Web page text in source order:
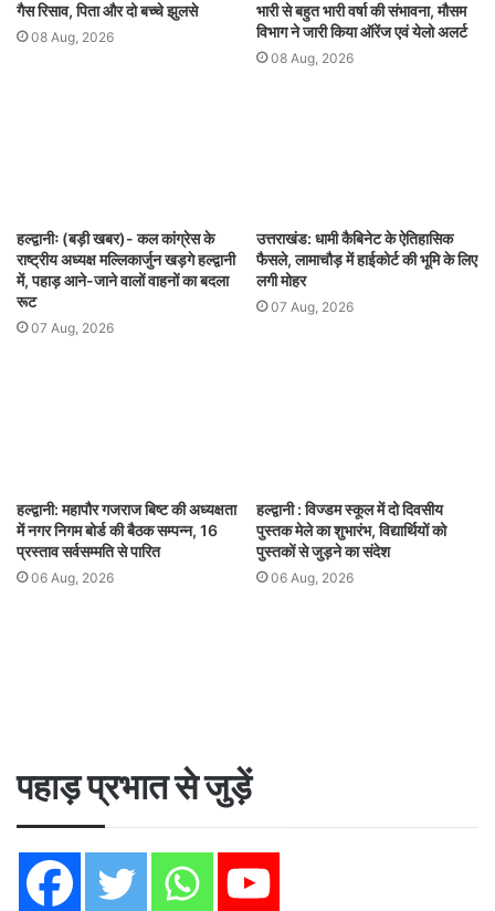
गैस रिसाव, पिता और दो बच्चे झुलसे
08 Aug, 2026
भारी से बहुत भारी वर्षा की संभावना, मौसम
विभाग ने जारी किया ऑरेंज एवं येलो अलर्ट
08 Aug, 2026
हल्द्वानीः (बड़ी खबर)- कल कांग्रेस के
राष्ट्रीय अध्यक्ष मल्लिकार्जुन खड़गे हल्द्वानी
में, पहाड़ आने-जाने वालों वाहनों का बदला
रूट
07 Aug, 2026
उत्तराखंड: धामी कैबिनेट के ऐतिहासिक
फैसले, लामाचौड़ में हाईकोर्ट की भूमि के लिए
लगी मोहर
07 Aug, 2026
हल्द्वानी: महापौर गजराज बिष्ट की अध्यक्षता
में नगर निगम बोर्ड की बैठक सम्पन्न, 16
प्रस्ताव सर्वसम्मति से पारित
06 Aug, 2026
हल्द्वानी : विज्डम स्कूल में दो दिवसीय
पुस्तक मेले का शुभारंभ, विद्यार्थियों को
पुस्तकों से जुड़ने का संदेश
06 Aug, 2026
पहाड़ प्रभात से जुड़ें